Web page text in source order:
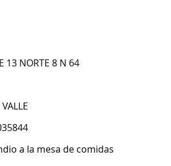
13 NORTE 8 N 64
VALLE
a la mesa de comidas